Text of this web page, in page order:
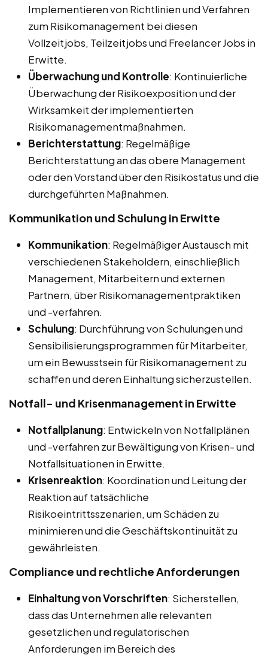
Implementieren von Richtlinien und Verfahren
zum Risikomanagement bei diesen
Vollzeitjobs, Teilzeitjobs und Freelancer Jobs in
Erwitte.
Überwachung und Kontrolle: Kontinuierliche
Überwachung der Risikoexposition und der
Wirksamkeit der implementierten
Risikomanagementmaßnahmen.
Berichterstattung: Regelmäßige
Berichterstattung an das obere Management
oder den Vorstand über den Risikostatus und die
durchgeführten Maßnahmen.
Kommunikation und Schulung in Erwitte
Kommunikation: Regelmäßiger Austausch mit
verschiedenen Stakeholdern, einschließlich
Management, Mitarbeitern und externen
Partnern, über Risikomanagementpraktiken
und -verfahren.
Schulung: Durchführung von Schulungen und
Sensibilisierungsprogrammen für Mitarbeiter,
um ein Bewusstsein für Risikomanagement zu
schaffen und deren Einhaltung sicherzustellen.
Notfall- und Krisenmanagement in Erwitte
Notfallplanung: Entwickeln von Notfallplänen
und -verfahren zur Bewältigung von Krisen- und
Notfallsituationen in Erwitte.
Krisenreaktion: Koordination und Leitung der
Reaktion auf tatsächliche
Risikoeintrittsszenarien, um Schäden zu
minimieren und die Geschäftskontinuität zu
gewährleisten.
Compliance und rechtliche Anforderungen
Einhaltung von Vorschriften: Sicherstellen,
dass das Unternehmen alle relevanten
gesetzlichen und regulatorischen
Anforderungen im Bereich des